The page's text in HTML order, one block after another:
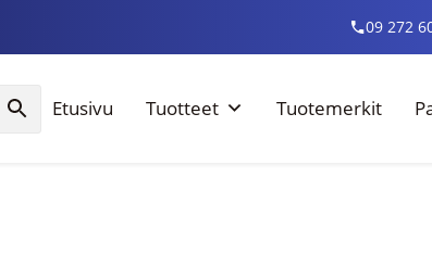
09 272
Etusivu Tuotteet Tuotemerkit